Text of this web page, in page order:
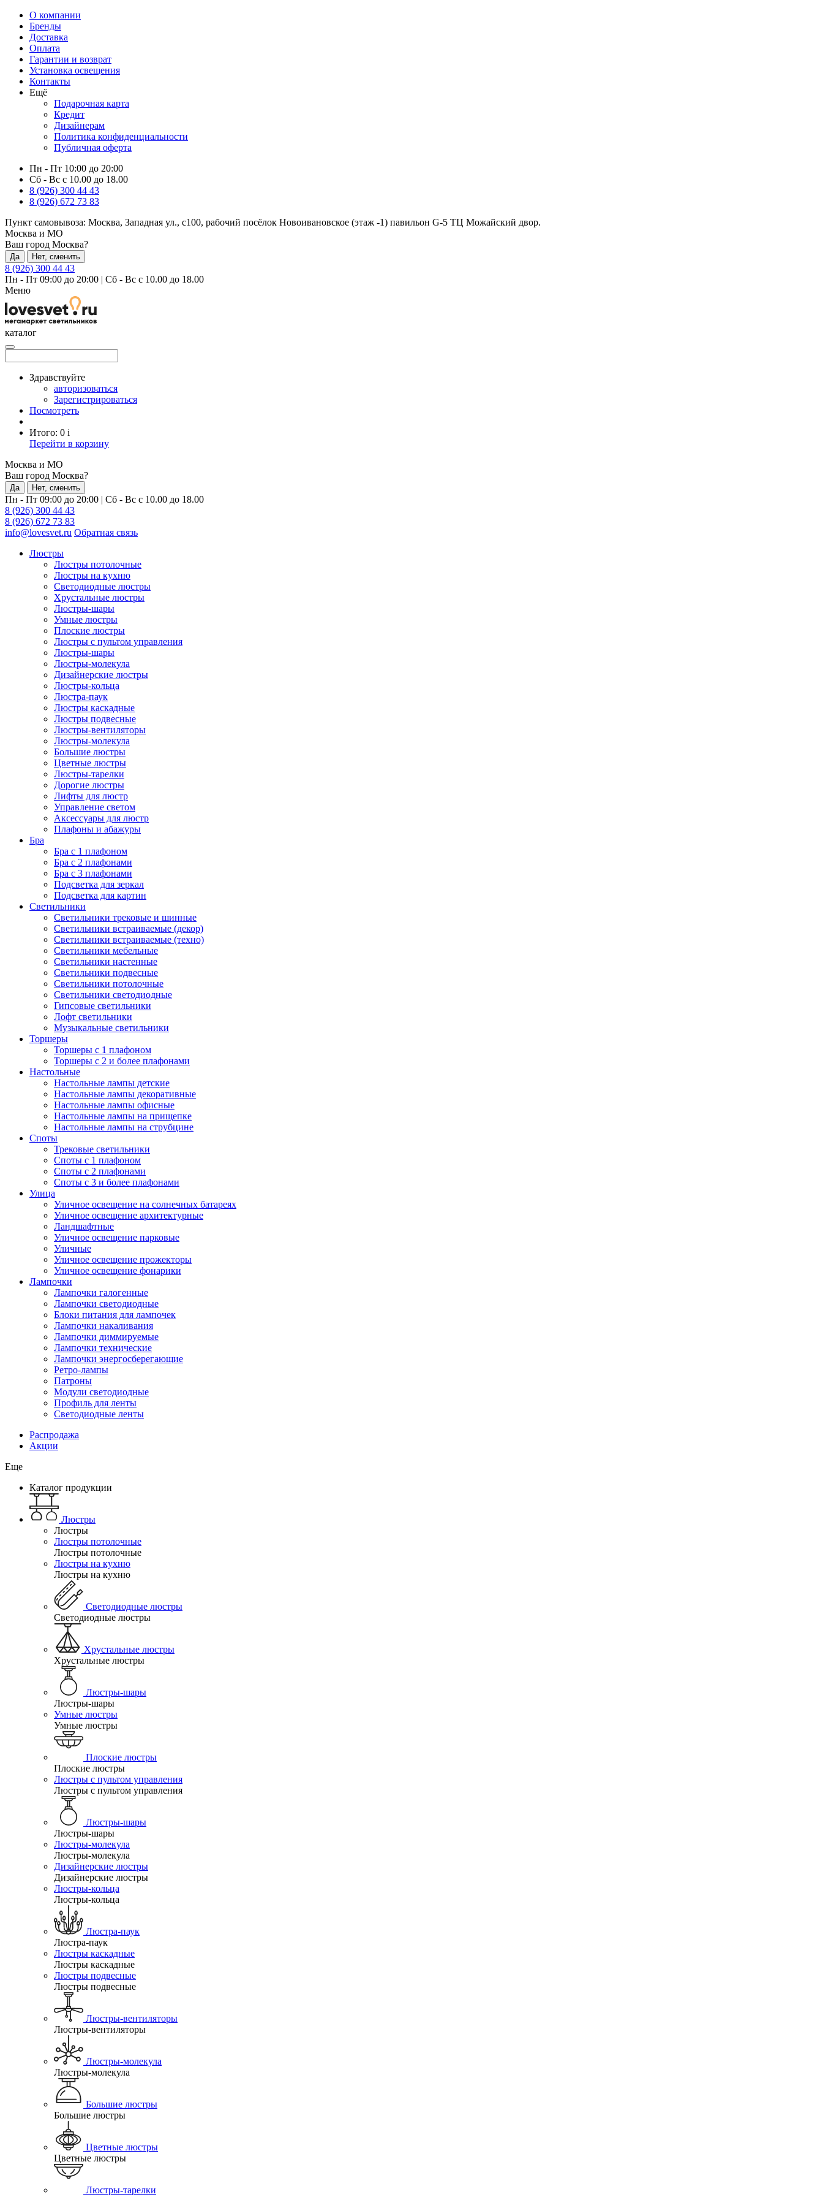
О компании
Бренды
Доставка
Оплата
Гарантии и возврат
Установка освещения
Контакты
Ещё
Подарочная карта
Кредит
Дизайнерам
Политика конфиденциальности
Публичная оферта
Пн - Пт 10:00 до 20:00
Сб - Вс с 10.00 до 18.00
8 (926) 300 44 43
8 (926) 672 73 83
Пункт самовывоза: Москва, Западная ул., с100, рабочий посёлок Новоивановское (этаж -1) павильон G-5 ТЦ Можайский двор.
Москва и МО
Ваш город Москва?
Да Нет, сменить
8 (926) 300 44 43
Пн - Пт 09:00 до 20:00 | Сб - Вс с 10.00 до 18.00
Меню
каталог
Здравствуйте
авторизоваться
Зарегистрироваться
Посмотреть
Итого: 0 i
Перейти в корзину
Москва и МО
Ваш город Москва?
Да Нет, сменить
Пн - Пт 09:00 до 20:00 | Сб - Вс с 10.00 до 18.00
8 (926) 300 44 43
8 (926) 672 73 83
info@lovesvet.ru Обратная связь
Люстры
Люстры потолочные
Люстры на кухню
Светодиодные люстры
Хрустальные люстры
Люстры-шары
Умные люстры
Плоские люстры
Люстры с пультом управления
Люстры-шары
Люстры-молекула
Дизайнерские люстры
Люстры-кольца
Люстра-паук
Люстры каскадные
Люстры подвесные
Люстры-вентиляторы
Люстры-молекула
Большие люстры
Цветные люстры
Люстры-тарелки
Дорогие люстры
Лифты для люстр
Управление светом
Аксессуары для люстр
Плафоны и абажуры
Бра
Бра с 1 плафоном
Бра с 2 плафонами
Бра с 3 плафонами
Подсветка для зеркал
Подсветка для картин
Светильники
Светильники трековые и шинные
Светильники встраиваемые (декор)
Светильники встраиваемые (техно)
Светильники мебельные
Светильники настенные
Светильники подвесные
Светильники потолочные
Светильники светодиодные
Гипсовые светильники
Лофт светильники
Музыкальные светильники
Торшеры
Торшеры с 1 плафоном
Торшеры с 2 и более плафонами
Настольные
Настольные лампы детские
Настольные лампы декоративные
Настольные лампы офисные
Настольные лампы на прищепке
Настольные лампы на струбцине
Споты
Трековые светильники
Споты с 1 плафоном
Споты с 2 плафонами
Споты с 3 и более плафонами
Улица
Уличное освещение на солнечных батареях
Уличное освещение архитектурные
Ландшафтные
Уличное освещение парковые
Уличные
Уличное освещение прожекторы
Уличное освещение фонарики
Лампочки
Лампочки галогенные
Лампочки светодиодные
Блоки питания для лампочек
Лампочки накаливания
Лампочки диммируемые
Лампочки технические
Лампочки энергосберегающие
Ретро-лампы
Патроны
Модули светодиодные
Профиль для ленты
Светодиодные ленты
Распродажа
Акции
Еще
Каталог продукции
Люстры
Люстры
Люстры потолочные
Люстры потолочные
Люстры на кухню
Люстры на кухню
Светодиодные люстры
Светодиодные люстры
Хрустальные люстры
Хрустальные люстры
Люстры-шары
Люстры-шары
Умные люстры
Умные люстры
Плоские люстры
Плоские люстры
Люстры с пультом управления
Люстры с пультом управления
Люстры-шары
Люстры-шары
Люстры-молекула
Люстры-молекула
Дизайнерские люстры
Дизайнерские люстры
Люстры-кольца
Люстры-кольца
Люстра-паук
Люстра-паук
Люстры каскадные
Люстры каскадные
Люстры подвесные
Люстры подвесные
Люстры-вентиляторы
Люстры-вентиляторы
Люстры-молекула
Люстры-молекула
Большие люстры
Большие люстры
Цветные люстры
Цветные люстры
Люстры-тарелки